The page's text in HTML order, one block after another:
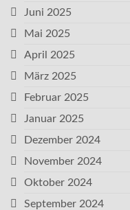
Juni 2025
Mai 2025
April 2025
März 2025
Februar 2025
Januar 2025
Dezember 2024
November 2024
Oktober 2024
September 2024